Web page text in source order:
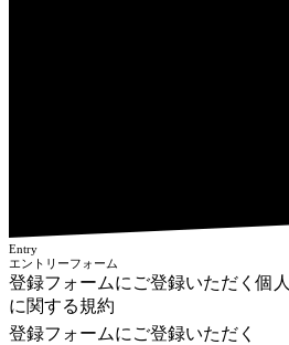
Entry
エントリーフォーム
登録フォームにご登録いただく個
に関する規約
登録フォームにご登録いただく